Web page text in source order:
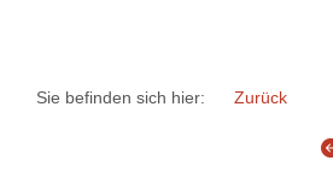
Sie befinden sich hier: Zurück